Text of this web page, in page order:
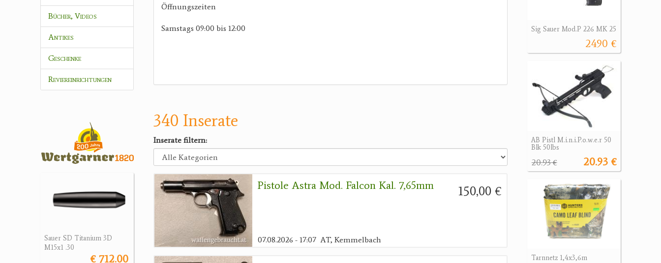
Bücher, Videos
Antikes
Geschenke
Reviereinrichtungen
Sauer SD Titanium 3D
M15x1 .30
€ 712.00
Öffnungszeiten
Samstags 09:00 bis 12:00
340 Inserate
Inserate filtern:
150,00 €
Pistole Astra Mod. Falcon Kal. 7,65mm
07.08.2026 - 17:07 AT, Kemmelbach
Sig Sauer Mod.P 226 MK 25
2490 €
AB Pistl M.i.n.i.P.o.w.e.r 50
Blk 50lbs
20.93 €
20.93 €
Tarnnetz 1,4x3,6m